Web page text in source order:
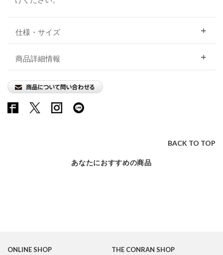
仕様・サイズ
商品詳細情報
BACK TO TOP
あなたにおすすめの商品
ONLINE SHOP THE CONRAN SHOP